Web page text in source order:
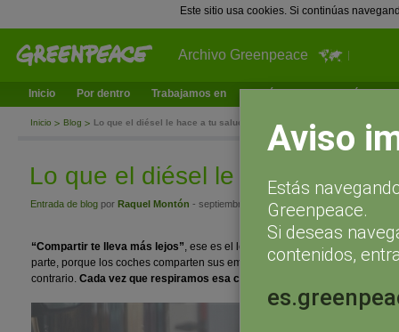
Este sitio usa cookies. Si continúas
Archivo Greenpeace
Inicio Por dentro Trabajamos en ¿Qué puedes hacer tú?
Inicio Blog Lo que el diésel le hace a tu salud
Lo que el diésel le hace a tu
Entrada de blog por Raquel Montón - septiembre 20, 2017 a las 14:54
“Compartir te lleva más lejos”, ese es el lema de esta Semana Europea
parte, porque los coches comparten sus emisiones con todas las personas
contrario. Cada vez que respiramos esa contaminación, nuestra salud
Aviso
Estás
Greenpeace.
Si deseas
contenidos,